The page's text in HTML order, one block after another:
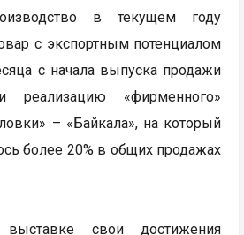
в текущем году
с экспортным потенциалом
с начала выпуска продажи
реализацию «фирменного»
– «Байкала», на который
более 20% в общих продажах
свои достижения